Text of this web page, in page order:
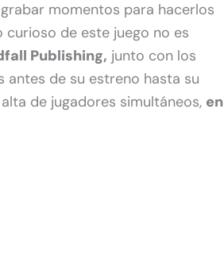
momentos para hacerlos
curioso de este juego no es
Publishing, junto con los
de su estreno hasta su
de jugadores simultáneos, en